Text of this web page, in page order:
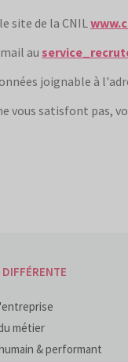
site de la CNIL
au
joignable à
vous satisfont pas,
métier
& performant